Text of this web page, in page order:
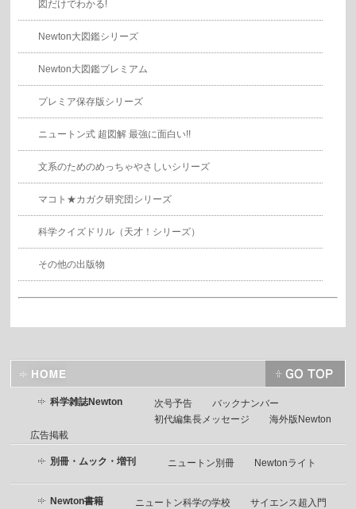
図だけでわかる!
Newton大図鑑シリーズ
Newton大図鑑プレミアム
プレミア保存版シリーズ
ニュートン式 超図解 最強に面白い!!
文系のためのめっちゃやさしいシリーズ
マコト★カガク研究団シリーズ
科学クイズドリル（天才！シリーズ）
その他の出版物
科学雑誌Newton 次号予告
バックナンバー
初代編集長メッセージ
海外版Newton
広告掲載
別冊・ムック・増刊 ニュートン別冊 Newtonライト
Newton書籍 ニュートン科学の学校 サイエンス超入門